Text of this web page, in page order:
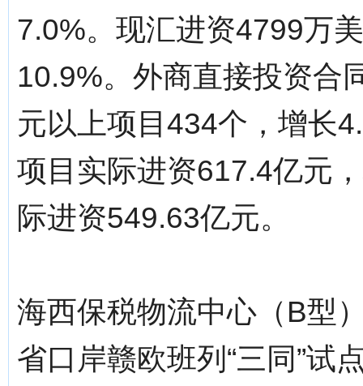
7.0%。现汇进资4799万
10.9%。外商直接投资合
元以上项目434个，增长
项目实际进资617.4亿元
际进资549.63亿元。
海西保税物流中心（B型
省口岸赣欧班列“三同”试